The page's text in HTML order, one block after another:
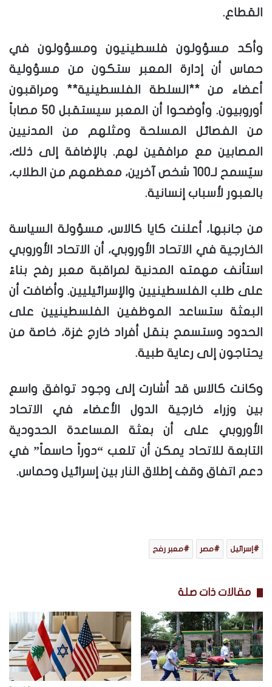
القطاع.
وأكد مسؤولون فلسطينيون ومسؤولون في
حماس أن إدارة المعبر ستكون من مسؤولية
أعضاء من **السلطة الفلسطينية** ومراقبون
أوروبيون. وأوضحوا أن المعبر سيستقبل 50 مصاباً
من الفصائل المسلحة ومثلهم من المدنيين
المصابين مع مرافقين لهم. بالإضافة إلى ذلك،
سيُسمح لـ100 شخص آخرين، معظمهم من الطلاب،
بالعبور لأسباب إنسانية.
من جانبها، أعلنت كايا كالاس، مسؤولة السياسة
الخارجية في الاتحاد الأوروبي، أن الاتحاد الأوروبي
استأنف مهمته المدنية لمراقبة معبر رفح بناءً
على طلب الفلسطينيين والإسرائيليين. وأضافت أن
البعثة ستساعد الموظفين الفلسطينيين على
الحدود وستسمح بنقل أفراد خارج غزة، خاصة من
يحتاجون إلى رعاية طبية.
وكانت كالاس قد أشارت إلى وجود توافق واسع
بين وزراء خارجية الدول الأعضاء في الاتحاد
الأوروبي على أن بعثة المساعدة الحدودية
التابعة للاتحاد يمكن أن تلعب “دوراً حاسماً” في
دعم اتفاق وقف إطلاق النار بين إسرائيل وحماس.
إسرائيل مصر معبر رفح
مقالات ذات صلة